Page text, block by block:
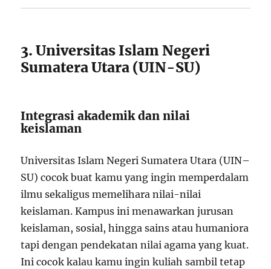
3. Universitas Islam Negeri
Sumatera Utara (UIN-SU)
Integrasi akademik dan nilai
keislaman
Universitas Islam Negeri Sumatera Utara (UIN–
SU) cocok buat kamu yang ingin memperdalam
ilmu sekaligus memelihara nilai-nilai
keislaman. Kampus ini menawarkan jurusan
keislaman, sosial, hingga sains atau humaniora
tapi dengan pendekatan nilai agama yang kuat.
Ini cocok kalau kamu ingin kuliah sambil tetap